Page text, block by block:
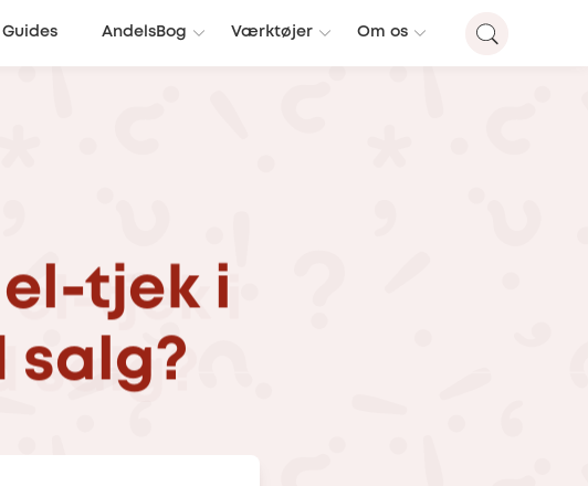
Guides AndelsBog Værktøjer Om os
el-tjek i
salg?